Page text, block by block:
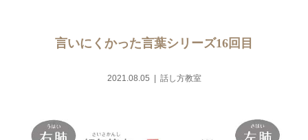
言いにくかった言葉シリーズ16回目
2021.08.05 話し方教室